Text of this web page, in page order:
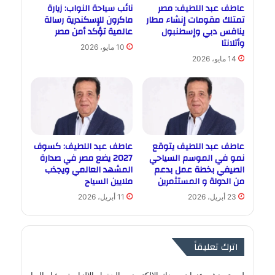
عاطف عبد اللطيف: مصر
تمتلك مقومات إنشاء مطار
ينافس دبي وإسطنبول
وأتلانتا
14 مايو، 2026
نائب سياحة النواب: زيارة
ماكرون للإسكندرية رسالة
عالمية تؤكد أمن مصر
10 مايو، 2026
عاطف عبد اللطيف يتوقع
نمو في الموسم السياحي
الصيفي بخطة عمل بدعم
من الدولة و المستثمرين
23 أبريل، 2026
عاطف عبد اللطيف: كسوف
2027 يضع مصر في صدارة
المشهد العالمي ويجذب
ملايين السياح
11 أبريل، 2026
اترك تعليقاً